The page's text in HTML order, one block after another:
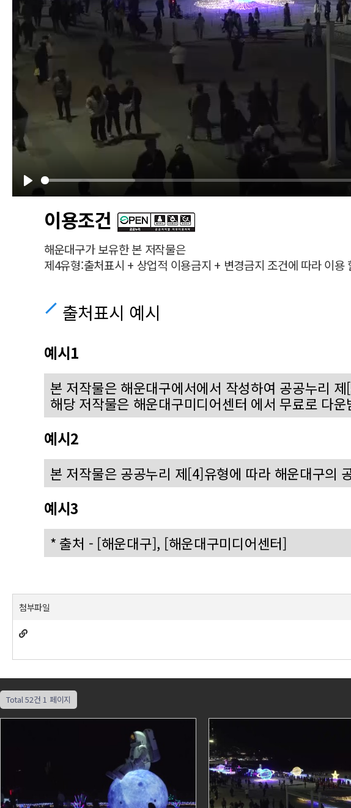
Play
이용조건
해운대구가 보유한 본 저작물은
제4유형:출처표시 + 상업적 이용금지 + 변경금지 조건에 따라 이용
출처표시 예시
예시1
본 저작물은 해운대구에서에서 작성하여 공공누리
해당 저작물은 해운대구미디어센터 에서 무료로 다
예시2
본 저작물은 공공누리 제[4]유형에 따라 해운대구의
예시3
* 출처 - [해운대구], [해운대구미디어센터]
첨부파일
Total 52건 1 페이지